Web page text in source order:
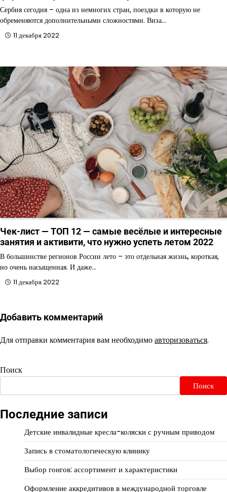
Сербия сегодня – одна из немногих стран, поездки в которую не
обременяются дополнительными сложностями. Виза…
11 декабря 2022
Чек-лист — ТОП 12 — самые весёлые и интересные
занятия и активити, что нужно успеть летом 2022
В большинстве регионов России лето – это отдельная жизнь, короткая,
но очень насыщенная. И даже…
11 декабря 2022
Добавить комментарий
Для отправки комментария вам необходимоавторизоваться.
Поиск
Поиск
Последние записи
Детские инвалидные кресла-коляски с ручным приводом
Запись в стоматологическую клинику
Выбор гонгов: ассортимент и характеристики
Оформление аккредитивов в международной торговле